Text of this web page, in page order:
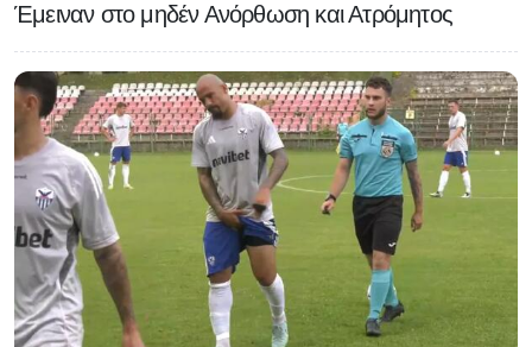
Έμειναν στο μηδέν Ανόρθωση και Ατρόμητος